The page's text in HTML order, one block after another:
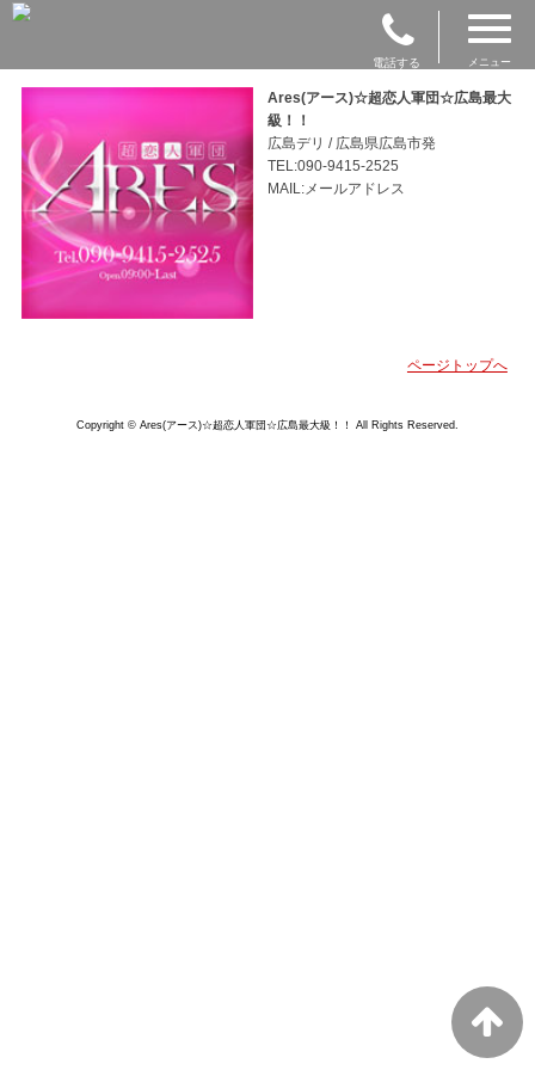
電話する メニュー
Ares(アース)☆超恋人軍団☆広島最大
級！！
広島デリ / 広島県広島市発
TEL:090-9415-2525
MAIL:メールアドレス
ページトップへ
Copyright © Ares(アース)☆超恋人軍団☆広島最大級！！ All Rights Reserved.